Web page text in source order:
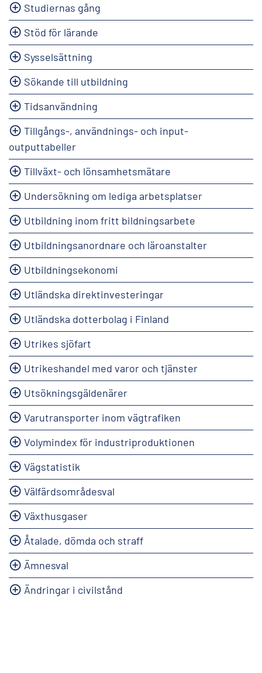
Studiernas gång
Stöd för lärande
Sysselsättning
Sökande till utbildning
Tidsanvändning
Tillgångs-, användnings- och input-
outputtabeller
Tillväxt- och lönsamhetsmätare
Undersökning om lediga arbetsplatser
Utbildning inom fritt bildningsarbete
Utbildningsanordnare och läroanstalter
Utbildningsekonomi
Utländska direktinvesteringar
Utländska dotterbolag i Finland
Utrikes sjöfart
Utrikeshandel med varor och tjänster
Utsökningsgäldenärer
Varutransporter inom vägtrafiken
Volymindex för industriproduktionen
Vägstatistik
Välfärdsområdesval
Växthusgaser
Åtalade, dömda och straff
Ämnesval
Ändringar i civilstånd